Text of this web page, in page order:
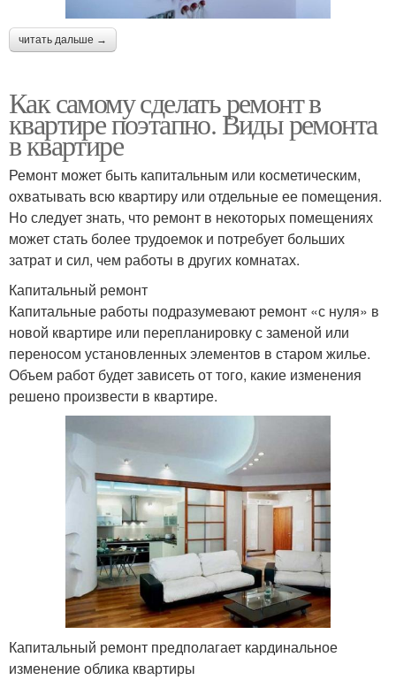
читать дальше →
Как самому сделать ремонт в
квартире поэтапно. Виды ремонта
в квартире
Ремонт может быть капитальным или косметическим,
охватывать всю квартиру или отдельные ее помещения.
Но следует знать, что ремонт в некоторых помещениях
может стать более трудоемок и потребует больших
затрат и сил, чем работы в других комнатах.
Капитальный ремонт
Капитальные работы подразумевают ремонт «с нуля» в
новой квартире или перепланировку с заменой или
переносом установленных элементов в старом жилье.
Объем работ будет зависеть от того, какие изменения
решено произвести в квартире.
Капитальный ремонт предполагает кардинальное
изменение облика квартиры